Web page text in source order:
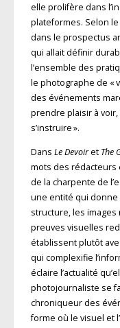
elle prolifère dans
plateformes. Selon
dans le prospectus
qui allait définir
l’ensemble des
le photographe de «
des événements
prendre plaisir à
s’instruire ».
Dans Le Devoiret The
mots des rédacteurs
de la charpente de
une entité qui donne
structure, les
preuves visuelles
établissent plutôt
qui complexifie
éclaire l’actualité
photojournaliste se
chroniqueur des
forme où le visuel et